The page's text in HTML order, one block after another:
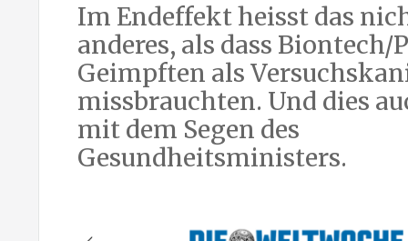
Im Endeffekt heisst das
anderes, als dass Biontech/
Geimpften als
missbrauchten. Und dies
mit dem Segen des
Gesundheitsministers.